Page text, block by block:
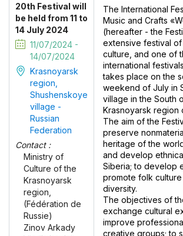
20th Festival will
be held from 11 to
14 July 2024
11/07/2024 -
14/07/2024
Krasnoyarsk
region,
Shushenskoye
village -
Russian
Federation
Contact :
Ministry of
Culture of the
Krasnoyarsk
region,
(Fédération de
Russie)
Zinov Arkady
The International
Music and Crafts
(hereafter - the
extensive festival
culture, and one of
international
takes place on the
weekend of July in
village in the South
Krasnoyarsk region
The aim of the
preserve
heritage of the
and develop
Siberia; to develop
promote folk
diversity.
The objectives of
exchange cultural
improve
creative groups; to